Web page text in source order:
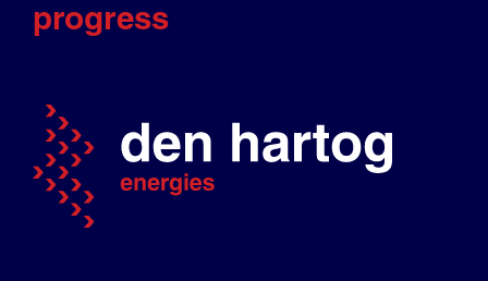
progress